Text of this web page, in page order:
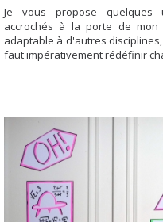
Je vous propose quelques
accrochés à la porte de
adaptable à d'autres
faut impérativement rédéfinir